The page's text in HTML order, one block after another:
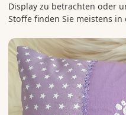
Display zu betrachten oder